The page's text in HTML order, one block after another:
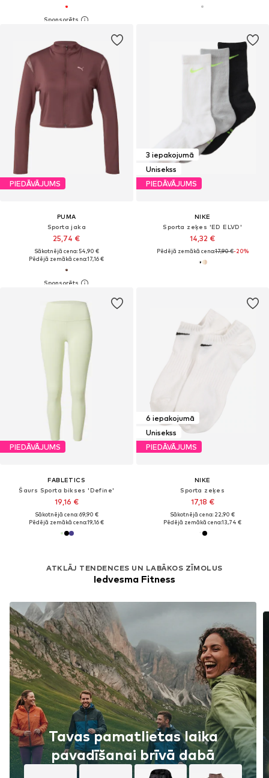
PIEDĀVĀJUMS
PUMA
Sporta jaka
25,74 €
Sākotnējā cena: 54,90 €
Pēdējā zemākā cena:17,16 €
3 iepakojumā
Unisekss
PIEDĀVĀJUMS
NIKE
Sporta zeķes 'ED ELVD'
14,32 €
Pēdējā zemākā cena:17,90 €-20%
PIEDĀVĀJUMS
FABLETICS
Šaurs Sporta bikses 'Define'
19,16 €
Sākotnējā cena: 69,90 €
Pēdējā zemākā cena:19,16 €
6 iepakojumā
Unisekss
PIEDĀVĀJUMS
NIKE
Sporta zeķes
17,18 €
Sākotnējā cena: 22,90 €
Pēdējā zemākā cena:13,74 €
ATKLĀJ TENDENCES UN LABĀKOS ZĪMOLUS
Iedvesma Fitness
Tavas pamatlietas laika
pavadīšanai brīvā dabā